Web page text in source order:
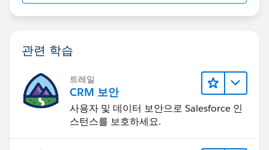
관련 학습
트레일
CRM 보안
사용자 및 데이터 보안으로 Salesforce 인
스턴스를 보호하세요.